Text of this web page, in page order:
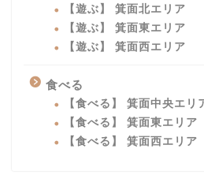
【遊ぶ】 箕面北エリア
【遊ぶ】 箕面東エリア
【遊ぶ】 箕面西エリア
食べる
【食べる】 箕面中央エリ
【食べる】 箕面東エリア
【食べる】 箕面西エリア